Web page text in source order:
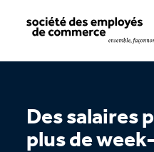
Des salaires
plus de